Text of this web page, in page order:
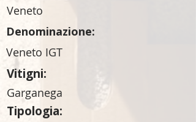
Veneto
Denominazione:
Veneto IGT
Vitigni:
Garganega
Tipologia: